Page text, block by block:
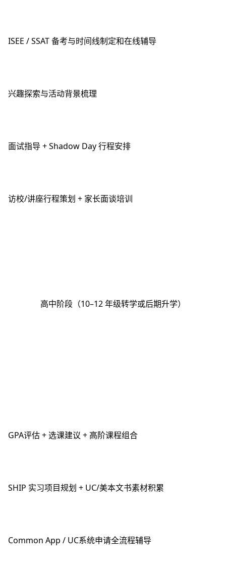
ISEE / SSAT 备考与时间线制定和在线辅导
兴趣探索与活动背景梳理
面试指导 + Shadow Day 行程安排
访校/讲座行程策划 + 家长面谈培训
高中阶段（10–12 年级转学或后期升学）
GPA评估 + 选课建议 + 高阶课程组合
SHIP 实习项目规划 + UC/美本文书素材积累
Common App / UC系统申请全流程辅导